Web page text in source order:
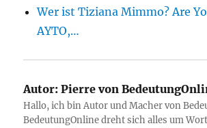
Wer ist Tiziana Mimmo? Are
AYTO,…
Autor: Pierre von
Hallo, ich bin Autor und Macher von
BedeutungOnline dreht sich alles um